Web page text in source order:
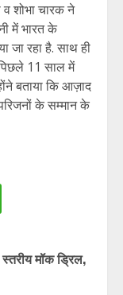
व शोभा चारक ने
में भारत के
जा रहा है. साथ ही
पिछले 11 साल में
बताया कि आज़ाद
के सम्मान के
मॉक ड्रिल,